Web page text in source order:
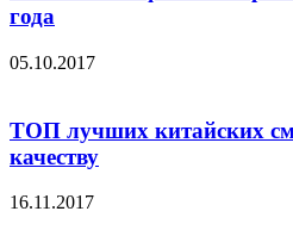
года
05.10.2017
ТОП лучших китайских
качеству
16.11.2017